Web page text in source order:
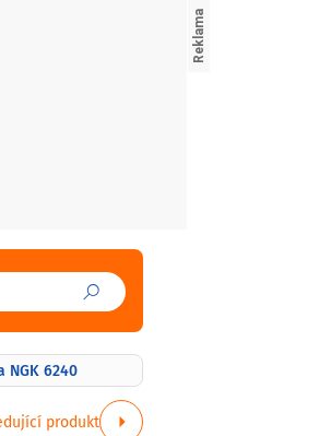
NGK 6240
produkt